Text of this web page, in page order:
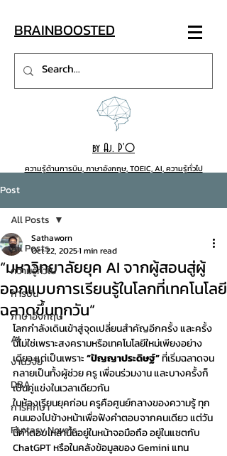
BRAINBOOSTED
by Aj. P'O
ความรู้ด้านการบิน, ภาษาอังกฤษ, TOEIC, AI, ความรู้ทั่วไป
Post
All Posts
ความรู้ทั่วไป
การบิน
ภาษาอังกฤษ
AI
งานวิจัย
DBA
การศึกษา
Fantasy Novels
All Posts
“มหาวิทยาลัยยุค AI จากผู้สอนสู่ผู้
ออกแบบการเรียนรู้ในโลกที่เทคโนโลยี
ฉลาดขึ้นทุกวัน”
Sathaworn
Oct 22, 20251 min read
โลกกำลังเดินเข้าสู่จุดเปลี่ยนสำคัญอีกครั้ง และครั้ง
นี้ไม่ใช่เพราะสงครามหรือเทคโนโลยีใหม่เพียงอย่าง
เดียว แต่เป็นเพราะ “ปัญญาประดิษฐ์” ที่เริ่มฉลาดจน
กลายเป็นทั้งผู้ช่วย ครู เพื่อนร่วมงาน และบางครั้งก็
เป็นคู่แข่งในเวลาเดียวกัน
ในห้องเรียนยุคก่อน ครูคือศูนย์กลางของความรู้ ทุก
คนมองไปข้างหน้าเพื่อฟังคำตอบจากคนเดียว แต่วัน
นี้คำตอบเหล่านั้นอยู่ในหน้าจอมือถือ อยู่ในแชตกับ
ChatGPT หรือในคลังข้อมูลของ Gemini แทน